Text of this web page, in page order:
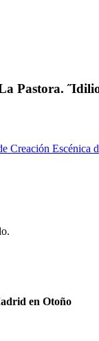
Pastora.
Creación Escénica
en Otoño